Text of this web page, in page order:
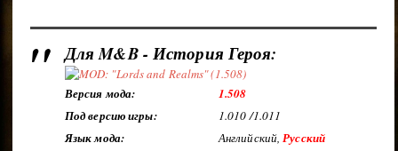
Для M&B - История Героя:
Версия мода:
1.508
Под версию игры:
1.010 /1.011
Язык мода:
Английский,Русский